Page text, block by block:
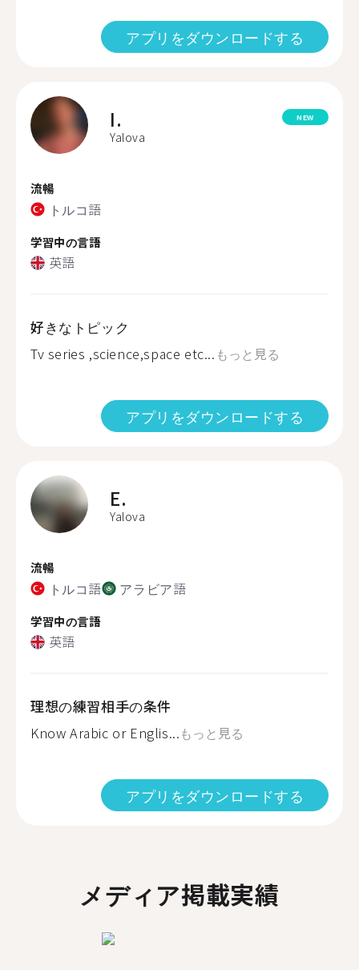
アプリをダウンロードする
I.
Yalova
NEW
流暢
トルコ語
学習中の言語
英語
好きなトピック
Tv series ,science,space etc... もっと見る
アプリをダウンロードする
E.
Yalova
流暢
トルコ語 アラビア語
学習中の言語
英語
理想の練習相手の条件
Know Arabic or Englis...もっと見る
アプリをダウンロードする
メディア掲載実績